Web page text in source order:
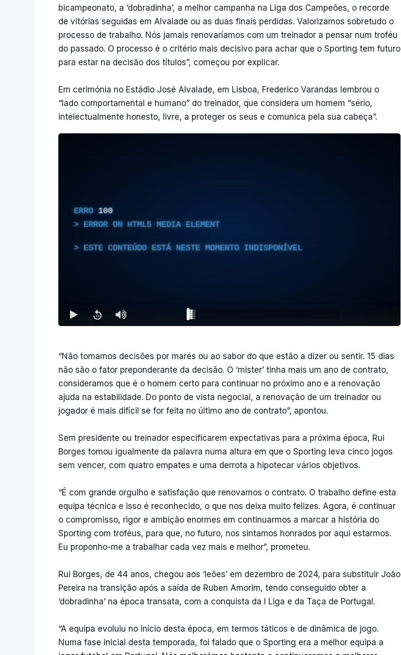
bicampeonato, a ‘dobradinha’, a melhor campanha na Liga dos Campeões, o recorde
de vitórias seguidas em Alvalade ou as duas finais perdidas. Valorizamos sobretudo o
processo de trabalho. Nós jamais renovaríamos com um treinador a pensar num troféu
do passado. O processo é o critério mais decisivo para achar que o Sporting tem futuro
para estar na decisão dos títulos”, começou por explicar.
Em cerimónia no Estádio José Alvalade, em Lisboa, Frederico Varandas lembrou o
“lado comportamental e humano” do treinador, que considera um homem “sério,
intelectualmente honesto, livre, a proteger os seus e comunica pela sua cabeça”.
ERRO 100
ERROR ON HTML5 MEDIA ELEMENT
ESTE CONTEÚDO ESTÁ NESTE MOMENTO INDISPONÍVEL
“Não tomamos decisões por marés ou ao sabor do que estão a dizer ou sentir. 15 dias
não são o fator preponderante da decisão. O ‘mister’ tinha mais um ano de contrato,
consideramos que é o homem certo para continuar no próximo ano e a renovação
ajuda na estabilidade. Do ponto de vista negocial, a renovação de um treinador ou
jogador é mais difícil se for feita no último ano de contrato”, apontou.
Sem presidente ou treinador especificarem expectativas para a próxima época, Rui
Borges tomou igualmente da palavra numa altura em que o Sporting leva cinco jogos
sem vencer, com quatro empates e uma derrota a hipotecar vários objetivos.
“É com grande orgulho e satisfação que renovamos o contrato. O trabalho define esta
equipa técnica e isso é reconhecido, o que nos deixa muito felizes. Agora, é continuar
o compromisso, rigor e ambição enormes em continuarmos a marcar a história do
Sporting com troféus, para que, no futuro, nos sintamos honrados por aqui estarmos.
Eu proponho-me a trabalhar cada vez mais e melhor”, prometeu.
Rui Borges, de 44 anos, chegou aos ‘leões’ em dezembro de 2024, para substituir João
Pereira na transição após a saída de Ruben Amorim, tendo conseguido obter a
‘dobradinha’ na época transata, com a conquista da I Liga e da Taça de Portugal.
“A equipa evoluiu no início desta época, em termos táticos e de dinâmica de jogo.
Numa fase inicial desta temporada, foi falado que o Sporting era a melhor equipa a